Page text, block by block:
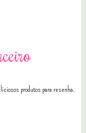
produtos para resenha.